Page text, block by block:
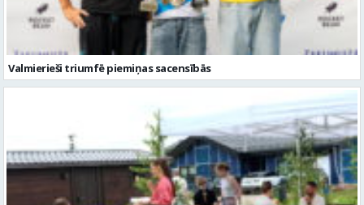
Valmierieši triumfē piemiņas sacensībās